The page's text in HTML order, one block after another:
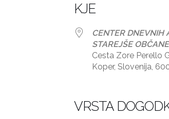
KJE
CENTER DNEVNIH
STAREJŠE
Cesta Zore Perello
Koper, Slovenija,
VRSTA